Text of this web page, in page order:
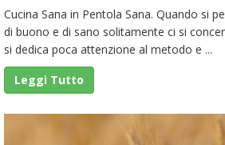
Cucina Sana in Pentola Sana. Quando si
di buono e di sano solitamente ci si
si dedica poca attenzione al metodo e ...
Leggi Tutto